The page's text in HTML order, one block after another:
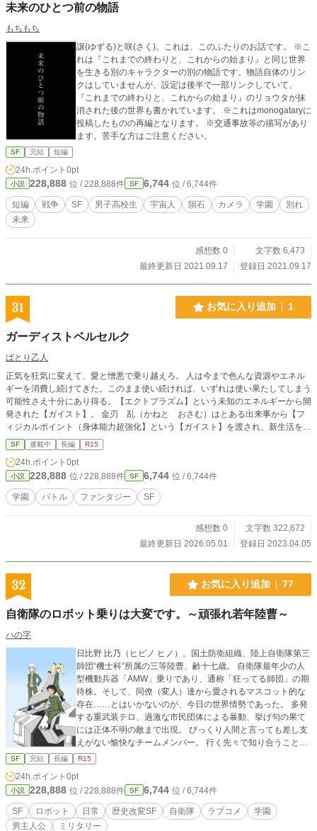
未来のひとつ前の物語
もちもち
譲(ゆずる)と咲(さく)。これは、このふたりのお話です。 ※こ
れは『これまでの終わりと、これからの始まり』と同じ世界
を生きる別のキャラクターの別の物語です。物語自体のリン
クはしていませんが、設定は後半で一部リンクしていて、
『これまでの終わりと、これからの始まり』のリョウタが抹
消された後の世界も書かれています。 ※これはmonogataryに
投稿したものの再編となります。 ※交通事故等の描写があり
ます。苦手な方はご注意ください。
SF 完結 短編
24h.ポイント 0pt
小説 228,888 位 / 228,888件 SF 6,744 位 / 6,744件
短編 戦争 SF 男子高校生 宇宙人 隕石 カメラ 学園
別れ
未来
感想数 0
文字数 6,473
最終更新日 2021.09.17
登録日 2021.09.17
31 お気に入り追加 1
ガーディストベルセルク
ぱとり乙人
正気を狂気に変えて、愛と憎悪で乗り越えろ。 人は今まで色んな資源やエネル
ギーを消費し続けてきた。このまま使い続ければ、いずれは使い果たしてしまう
可能性さえ十分にあり得る。【エクトプラズム】という未知のエネルギーから開
発された【ガイスト】。 金刃 乱（かねと おさむ）はとある出来事から【フ
ィジカルポイント（身体能力超強化】という【ガイスト】を渡され、新生活を送
る事となった。 しかし、これが彼の人生を大きく狂わせてしまう事になる。
SF 連載中 長編 R15
24h.ポイント 0pt
小説 228,888 位 / 228,888件 SF 6,744 位 / 6,744件
学園 バトル ファンタジー SF
感想数 0
文字数 322,672
最終更新日 2026.05.01
登録日 2023.04.05
32 お気に入り追加 77
自衛隊のロボット乗りは大変です。～頑張れ若年陸曹～
ハの字
日比野 比乃（ヒビノ ヒノ）。国土防衛組織、陸上自衛隊第三
師団“機士科”所属の三等陸曹、齢十七歳。 自衛隊最年少の人
型機動兵器「AMW」乗りであり、通称「狂ってる師団」の期
待株。そして、同僚（変人）達から愛されるマスコット的な
存在……とはいかないのが、今日の世界情勢であった。 多発
する重武装テロ、過激な市民団体による暴動、挙げ句の果て
には正体不明の敵まで出現。 びっくり人間と言っても差し支
えがない愉快なチームメンバー。 行く先々で知り合うことに
なる、立場も個性も豊か過ぎる友人達。 これらの対処に追わ
れる毎日に、果たして終わりは来るのだろうか……日比野三
曹の奮闘が始まる。 ▼「小説家になろう」と同時掲載です。
改稿を終えたものから更新する予定です。 ▼人型ロボットが
活躍する話です。実在する団体・企業・軍事・政治・世界情
勢その他もろもろとはまったく関係ありません、御了承下さ
SF 完結 長編 R15
24h.ポイント 0pt
小説 228,888 位 / 228,888件 SF 6,744 位 / 6,744件
SF ロボット 日常 歴史改変SF 自衛隊 ラブコメ
学園
男主人公
ミリタリー